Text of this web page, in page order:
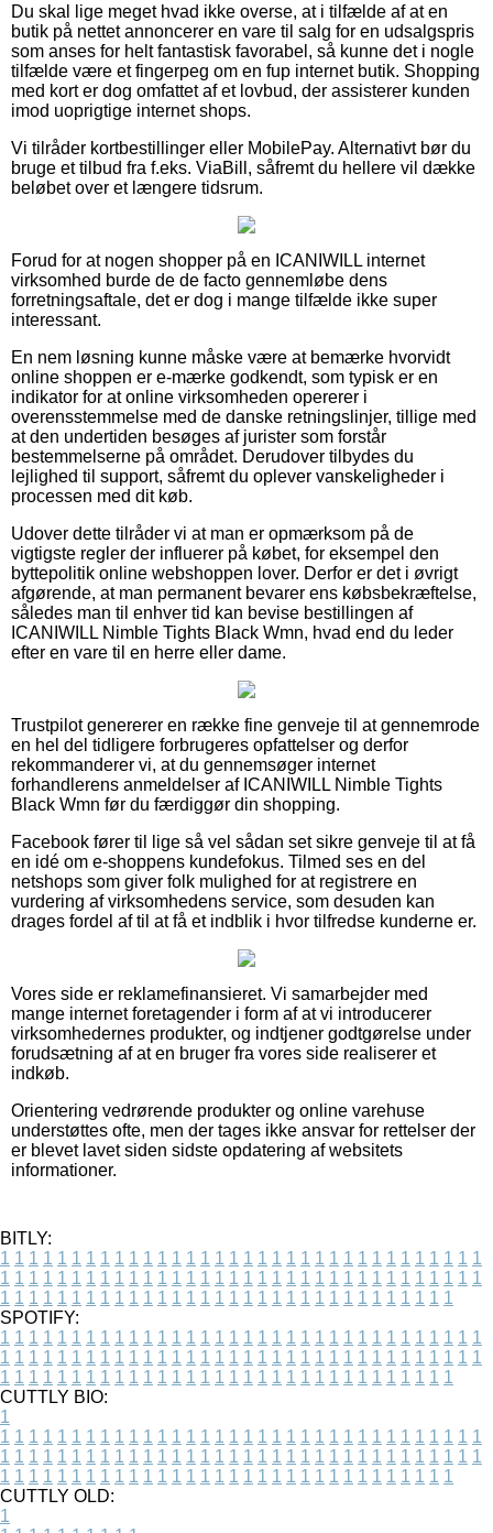
Du skal lige meget hvad ikke overse, at i tilfælde af at en
butik på nettet annoncerer en vare til salg for en udsalgspris
som anses for helt fantastisk favorabel, så kunne det i nogle
tilfælde være et fingerpeg om en fup internet butik. Shopping
med kort er dog omfattet af et lovbud, der assisterer kunden
imod uoprigtige internet shops.
Vi tilråder kortbestillinger eller MobilePay. Alternativt bør du
bruge et tilbud fra f.eks. ViaBill, såfremt du hellere vil dække
beløbet over et længere tidsrum.
Forud for at nogen shopper på en ICANIWILL internet
virksomhed burde de de facto gennemløbe dens
forretningsaftale, det er dog i mange tilfælde ikke super
interessant.
En nem løsning kunne måske være at bemærke hvorvidt
online shoppen er e-mærke godkendt, som typisk er en
indikator for at online virksomheden opererer i
overensstemmelse med de danske retningslinjer, tillige med
at den undertiden besøges af jurister som forstår
bestemmelserne på området. Derudover tilbydes du
lejlighed til support, såfremt du oplever vanskeligheder i
processen med dit køb.
Udover dette tilråder vi at man er opmærksom på de
vigtigste regler der influerer på købet, for eksempel den
byttepolitik online webshoppen lover. Derfor er det i øvrigt
afgørende, at man permanent bevarer ens købsbekræftelse,
således man til enhver tid kan bevise bestillingen af
ICANIWILL Nimble Tights Black Wmn, hvad end du leder
efter en vare til en herre eller dame.
Trustpilot genererer en række fine genveje til at gennemrode
en hel del tidligere forbrugeres opfattelser og derfor
rekommanderer vi, at du gennemsøger internet
forhandlerens anmeldelser af ICANIWILL Nimble Tights
Black Wmn før du færdiggør din shopping.
Facebook fører til lige så vel sådan set sikre genveje til at få
en idé om e-shoppens kundefokus. Tilmed ses en del
netshops som giver folk mulighed for at registrere en
vurdering af virksomhedens service, som desuden kan
drages fordel af til at få et indblik i hvor tilfredse kunderne er.
Vores side er reklamefinansieret. Vi samarbejder med
mange internet foretagender i form af at vi introducerer
virksomhedernes produkter, og indtjener godtgørelse under
forudsætning af at en bruger fra vores side realiserer et
indkøb.
Orientering vedrørende produkter og online varehuse
understøttes ofte, men der tages ikke ansvar for rettelser der
er blevet lavet siden sidste opdatering af websitets
informationer.
BITLY:
1 1 1 1 1 1 1 1 1 1 1 1 1 1 1 1 1 1 1 1 1 1 1 1 1 1 1 1 1 1 1 1 1 1
1 1 1 1 1 1 1 1 1 1 1 1 1 1 1 1 1 1 1 1 1 1 1 1 1 1 1 1 1 1 1 1 1 1
1 1 1 1 1 1 1 1 1 1 1 1 1 1 1 1 1 1 1 1 1 1 1 1 1 1 1 1 1 1 1 1
SPOTIFY:
1 1 1 1 1 1 1 1 1 1 1 1 1 1 1 1 1 1 1 1 1 1 1 1 1 1 1 1 1 1 1 1 1 1
1 1 1 1 1 1 1 1 1 1 1 1 1 1 1 1 1 1 1 1 1 1 1 1 1 1 1 1 1 1 1 1 1 1
1 1 1 1 1 1 1 1 1 1 1 1 1 1 1 1 1 1 1 1 1 1 1 1 1 1 1 1 1 1 1 1
CUTTLY BIO:
1
1 1 1 1 1 1 1 1 1 1 1 1 1 1 1 1 1 1 1 1 1 1 1 1 1 1 1 1 1 1 1 1 1 1
1 1 1 1 1 1 1 1 1 1 1 1 1 1 1 1 1 1 1 1 1 1 1 1 1 1 1 1 1 1 1 1 1 1
1 1 1 1 1 1 1 1 1 1 1 1 1 1 1 1 1 1 1 1 1 1 1 1 1 1 1 1 1 1 1 1
CUTTLY OLD:
1